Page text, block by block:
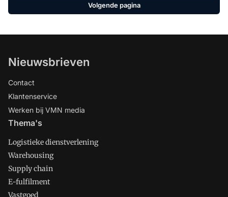
voegt het Brabantse familiebedrijf circa
Volgende pagina
Nieuwsbrieven
Contact
Klantenservice
Werken bij VMN media
Thema's
Logistieke dienstverlening
Warehousing
Supply chain
E-fulfilment
Vastgoed